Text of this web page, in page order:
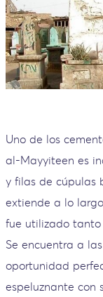
Uno de los
al-Mayyiteen es
y filas de cúpulas
extiende a lo
fue utilizado tanto
Se encuentra a
oportunidad
espeluznante con